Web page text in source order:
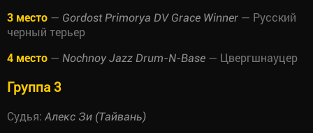
3 место — Gordost Primorya DV Grace Winner — Русский
черный терьер
4 место — Nochnoy Jazz Drum-N-Base — Цвергшнауцер
Группа 3
Судья: Алекс Зи (Тайвань)